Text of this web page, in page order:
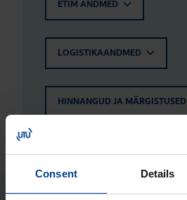
Consent Details
ETIM ANDMED
LOGISTIKAANDMED
HINNANGUD JA MÄRGISTUSED